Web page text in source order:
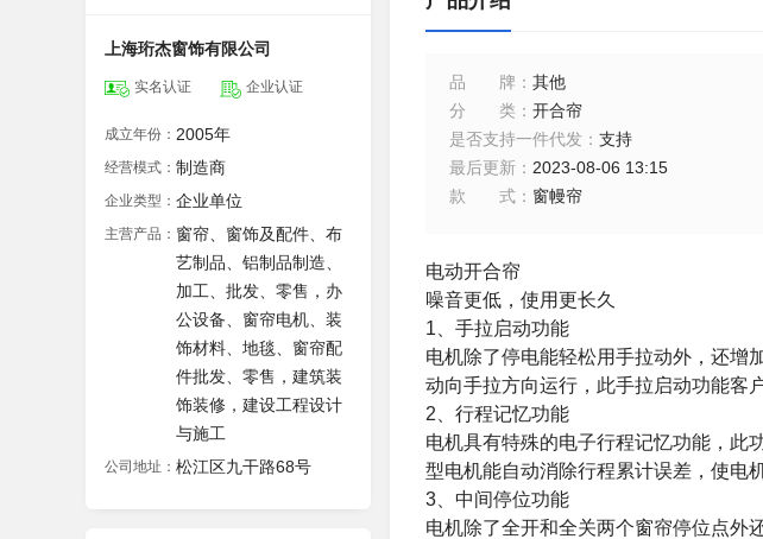
上海珩杰窗饰有限公司
实名认证 企业认证
成立年份： 2005年
经营模式： 制造商
企业类型： 企业单位
主营产品： 窗帘、窗饰及配件、布
艺制品、铝制品制造、
加工、批发、零售，办
公设备、窗帘电机、装
饰材料、地毯、窗帘配
件批发、零售，建筑装
饰装修，建设工程设计
与施工
公司地址： 松江区九干路68号
品牌 ： 其他
分类 ： 开合帘
是否支持一件代发 ： 支持
最后更新 ： 2023-08-06 13:15
款式 ： 窗幔帘
电动开合帘
噪音更低，使用更长久
1 、手拉启动功能
电机除了停电能轻松用手拉动外，还增
动向手拉方向运行，此手拉启动功能客
2 、行程记忆功能
电机具有特殊的电子行程记忆功能，此
型电机能自动消除行程累计误差，使电
3 、中间停位功能
电机除了全开和全关两个窗帘停位点外